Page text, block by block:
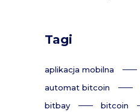
Tagi
aplikacja mobilna
automat bitcoin
bitbay
bitcoin